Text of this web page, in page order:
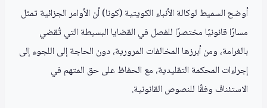
أوضح السميط لوكالة الأنباء الكويتية (كونا) أن الأوامر الجزائية تمثل
مسارًا قانونيًا مختصرًا للفصل في القضايا البسيطة التي تُقضي
بالغرامة، ومن أبرزها المخالفات المرورية، دون الحاجة إلى اللجوء إلى
إجراءات المحكمة التقليدية، مع الحفاظ على حق المتهم في
الاستئناف وفقًا للنصوص القانونية.